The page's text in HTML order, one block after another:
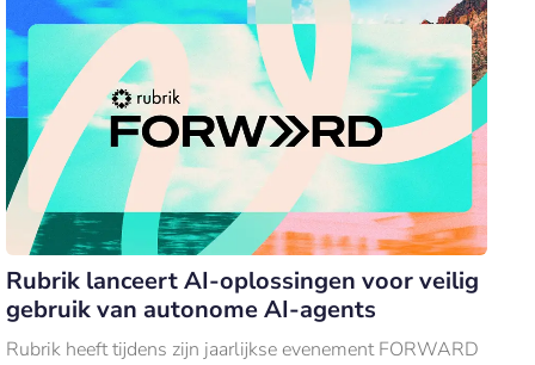
Rubrik lanceert AI-oplossingen voor veilig
gebruik van autonome AI-agents
Rubrik heeft tijdens zijn jaarlijkse evenement FORWARD